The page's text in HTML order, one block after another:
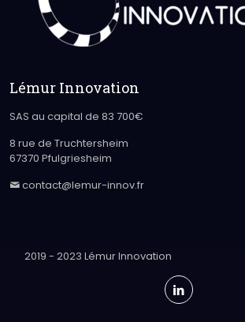
Lémur Innovation
SAS au capital de 83 700€
8 rue de Truchtersheim
67370 Pfulgriesheim
contact@lemur-innov.fr
2019 - 2023 Lémur Innovation